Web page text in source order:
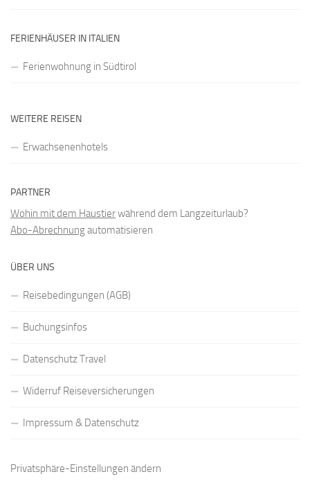
FERIENHÄUSER IN ITALIEN
Ferienwohnung in Südtirol
WEITERE REISEN
Erwachsenenhotels
PARTNER
Wohin mit dem Haustierwährend dem Langzeiturlaub?
Abo-Abrechnungautomatisieren
ÜBER UNS
Reisebedingungen (AGB)
Buchungsinfos
Datenschutz Travel
Widerruf Reiseversicherungen
Impressum & Datenschutz
Privatsphäre-Einstellungen ändern